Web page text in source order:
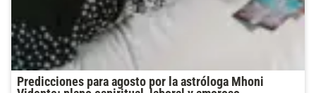
Predicciones para agosto por la astróloga Mhoni